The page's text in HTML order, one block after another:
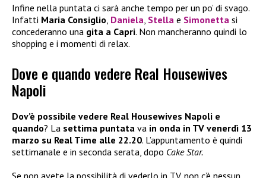
Infine nella puntata ci sarà anche tempo per un po’ di svago.
Infatti Maria Consiglio Daniela Stella e Simonetta si
concederanno una gita a Capri. Non mancheranno quindi lo
shopping e i momenti di relax.
Dove e quando vedere Real Housewives
Napoli
Dov’è possibile vedere Real Housewives Napoli e
quando? La settima puntata va in onda in TV venerdì 13
marzo su Real Time alle 22.20. L’appuntamento è quindi
settimanale e in seconda serata, dopo Cake Star.